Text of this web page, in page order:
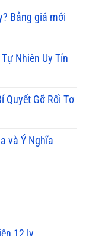
Bảng giá mới
Nhiên Uy Tín
Quyết Gỡ Rối Tơ
và Ý Nghĩa
12 ly